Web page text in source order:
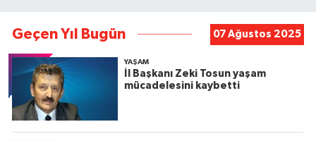
Geçen Yıl Bugün 07 Ağustos 2025
YAŞAM
İl Başkanı Zeki Tosun yaşam
mücadelesini kaybetti